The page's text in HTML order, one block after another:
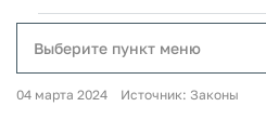
Выберите пункт меню
04 марта 2024 Источник: Законы